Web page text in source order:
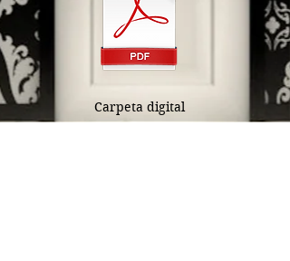
Carpeta digital